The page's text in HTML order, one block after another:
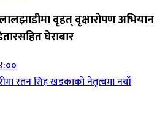
वृहत् वृक्षारोपण अभियान
घेराबार